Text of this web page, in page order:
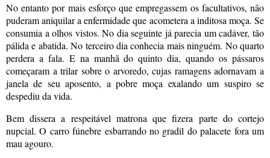
No entanto por mais esforço que empregassem os facultativos, não
puderam aniquilar a enfermidade que acometera a inditosa moça. Se
consumia a olhos vistos. No dia seguinte já parecia um cadáver, tão
pálida e abatida. No terceiro dia conhecia mais ninguém. No quarto
perdera a fala. E na manhã do quinto dia, quando os pássaros
começaram a trilar sobre o arvoredo, cujas ramagens adornavam a
janela de seu aposento, a pobre moça exalando um suspiro se
despediu da vida.
Bem dissera a respeitável matrona que fizera parte do cortejo
nupcial. O carro fúnebre esbarrando no gradil do palacete fora um
mau agouro.